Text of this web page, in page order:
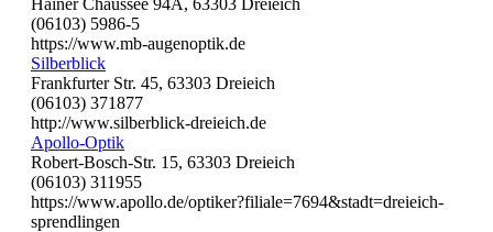
(06103) 5986-5
https://www.mb-augenoptik.de
Silberblick
Frankfurter Str. 45, 63303 Dreieich
(06103) 371877
http://www.silberblick-dreieich.de
Apollo-Optik
Robert-Bosch-Str. 15, 63303 Dreieich
(06103) 311955
https://www.apollo.de/optiker?filiale=7694&stadt=dreieich-
sprendlingen